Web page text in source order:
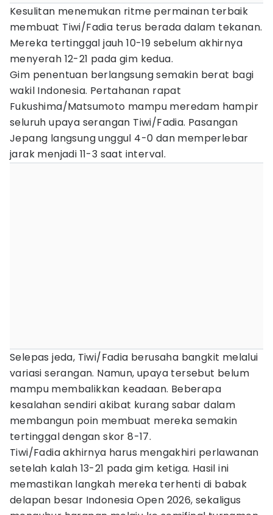
Kesulitan menemukan ritme permainan terbaik
membuat Tiwi/Fadia terus berada dalam tekanan.
Mereka tertinggal jauh 10-19 sebelum akhirnya
menyerah 12-21 pada gim kedua.
Gim penentuan berlangsung semakin berat bagi
wakil Indonesia. Pertahanan rapat
Fukushima/Matsumoto mampu meredam hampir
seluruh upaya serangan Tiwi/Fadia. Pasangan
Jepang langsung unggul 4-0 dan memperlebar
jarak menjadi 11-3 saat interval.
Selepas jeda, Tiwi/Fadia berusaha bangkit melalui
variasi serangan. Namun, upaya tersebut belum
mampu membalikkan keadaan. Beberapa
kesalahan sendiri akibat kurang sabar dalam
membangun poin membuat mereka semakin
tertinggal dengan skor 8-17.
Tiwi/Fadia akhirnya harus mengakhiri perlawanan
setelah kalah 13-21 pada gim ketiga. Hasil ini
memastikan langkah mereka terhenti di babak
delapan besar Indonesia Open 2026, sekaligus